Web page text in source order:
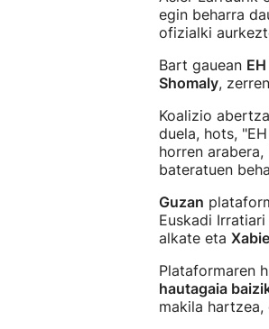
egin beharra
ofizialki
Bart gauean
Shomaly,
Koalizio
duela, hots,
horren
bateratuen
Guzan
Euskadi
alkate eta
Plataformaren
hautagaia
makila